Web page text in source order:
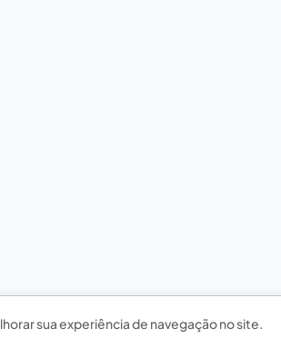
sua experiência de navegação no site.